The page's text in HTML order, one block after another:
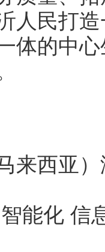
人民打
体的中
来西亚
能化 信